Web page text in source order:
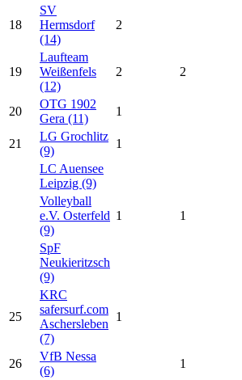
18
SV
Hermsdorf
(14)
2
19
Laufteam
Weißenfels
(12)
2 2
20
OTG 1902
Gera (11)
1
21
LG Grochlitz
(9)
1
LC Auensee
Leipzig (9)
Volleyball
e.V. Osterfeld
(9)
1 1
SpF
Neukieritzsch
(9)
25
KRC
safersurf.com
Aschersleben
(7)
1
26
VfB Nessa
(6)
1